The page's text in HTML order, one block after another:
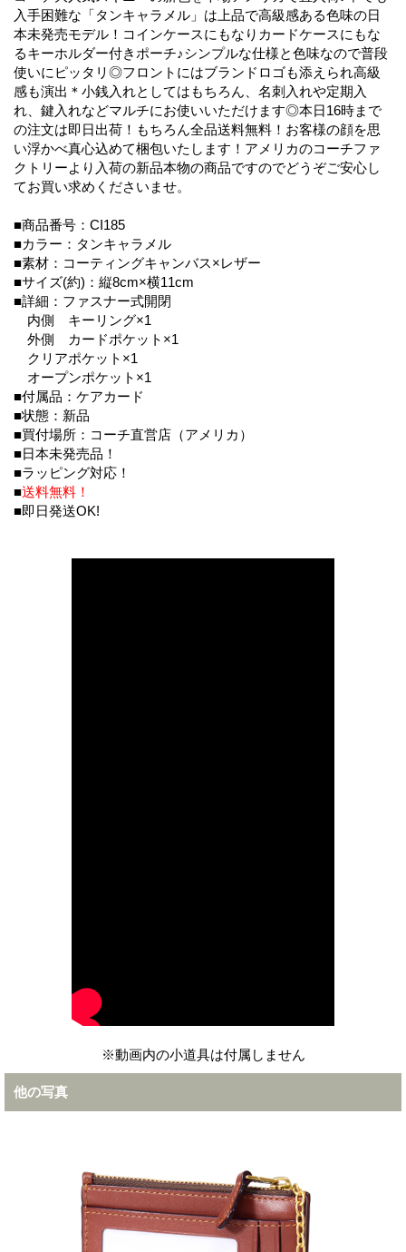
入手困難な「タンキャラメル」は上品で高級感ある色味の日
本未発売モデル！コインケースにもなりカードケースにもな
るキーホルダー付きポーチ♪シンプルな仕様と色味なので普段
使いにピッタリ◎フロントにはブランドロゴも添えられ高級
感も演出＊小銭入れとしてはもちろん、名刺入れや定期入
れ、鍵入れなどマルチにお使いいただけます◎本日16時まで
の注文は即日出荷！もちろん全品送料無料！お客様の顔を思
い浮かべ真心込めて梱包いたします！アメリカのコーチファ
クトリーより入荷の新品本物の商品ですのでどうぞご安心し
てお買い求めくださいませ。
■商品番号：CI185
■カラー：タンキャラメル
■素材：コーティングキャンバス×レザー
■サイズ(約)：縦8cm×横11cm
■詳細：ファスナー式開閉
内側 キーリング×1
外側 カードポケット×1
クリアポケット×1
オープンポケット×1
■付属品：ケアカード
■状態：新品
■買付場所：コーチ直営店（アメリカ）
■日本未発売品！
■ラッピング対応！
■送料無料！
■即日発送OK!
※動画内の小道具は付属しません
他の写真